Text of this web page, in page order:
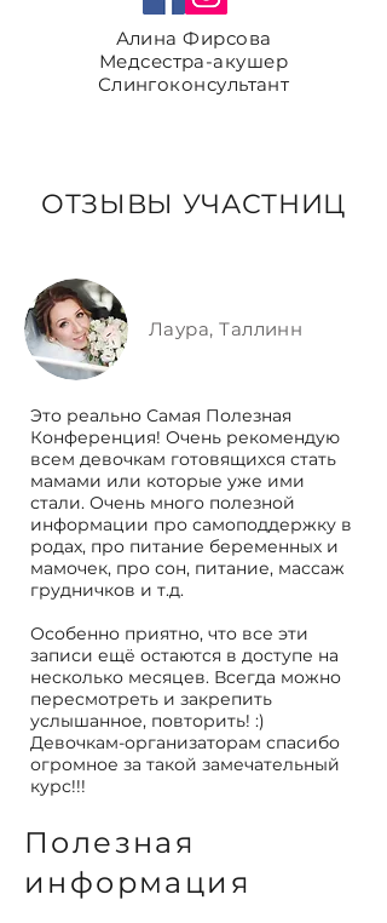
Алина Фирсова
Медсестра-акушер
Слингоконсультант
ОТЗЫВЫ УЧАСТНИЦ
Лаура, Таллинн
Это реально Самая Полезная
Конференция! Очень рекомендую
всем девочкам готовящихся стать
мамами или которые уже ими
стали. Очень много полезной
информации про самоподдержку в
родах, про питание беременных и
мамочек, про сон, питание, массаж
грудничков и т.д.
Особенно приятно, что все эти
записи ещё остаются в доступе на
несколько месяцев. Всегда можно
пересмотреть и закрепить
услышанное, повторить! :)
Девочкам-организаторам спасибо
огромное за такой замечательный
курс!!!
Полезная
информация